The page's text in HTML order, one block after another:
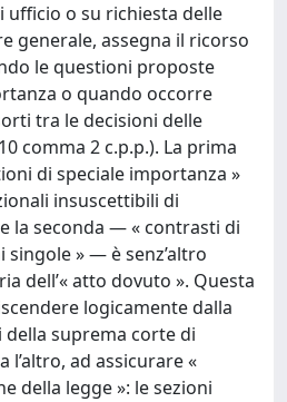
ufficio o su richiesta delle
generale, assegna il ricorso
le questioni proposte
o quando occorre
tra le decisioni delle
comma 2 c.p.p.). La prima
di speciale importanza »
insuscettibili di
la seconda — « contrasti di
» — è senz’altro
dell’« atto dovuto ». Questa
logicamente dalla
suprema corte di
l’altro, ad assicurare «
della legge »: le sezioni